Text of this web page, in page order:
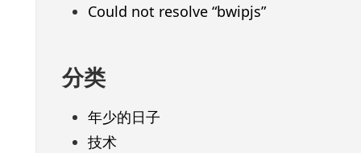
Could not resolve “bwipjs”
分类
年少的日子
技术